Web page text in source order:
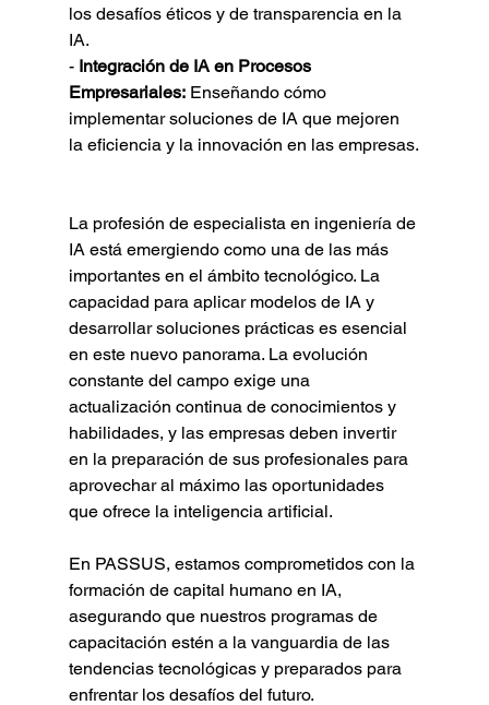
los desafíos éticos y de transparencia en la
IA.
- Integración de IA en Procesos
Empresariales: Enseñando cómo
implementar soluciones de IA que mejoren
la eficiencia y la innovación en las empresas.
La profesión de especialista en ingeniería de
IA está emergiendo como una de las más
importantes en el ámbito tecnológico. La
capacidad para aplicar modelos de IA y
desarrollar soluciones prácticas es esencial
en este nuevo panorama. La evolución
constante del campo exige una
actualización continua de conocimientos y
habilidades, y las empresas deben invertir
en la preparación de sus profesionales para
aprovechar al máximo las oportunidades
que ofrece la inteligencia artificial.
En PASSUS, estamos comprometidos con la
formación de capital humano en IA,
asegurando que nuestros programas de
capacitación estén a la vanguardia de las
tendencias tecnológicas y preparados para
enfrentar los desafíos del futuro.